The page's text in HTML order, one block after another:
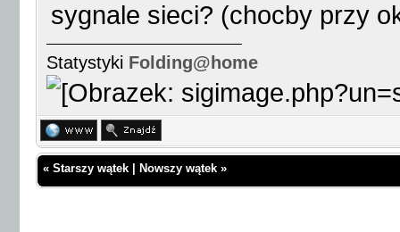
sygnale sieci? (chocby przy
Statystyki Folding@home
« Starszy wątek Nowszy wątek »